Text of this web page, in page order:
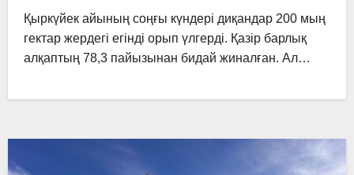
Қыркүйек айының соңғы күндері диқандар 200 мың
гектар жердегі егінді орып үлгерді. Қазір барлық
алқаптың 78,3 пайызынан бидай жиналған. Ал…